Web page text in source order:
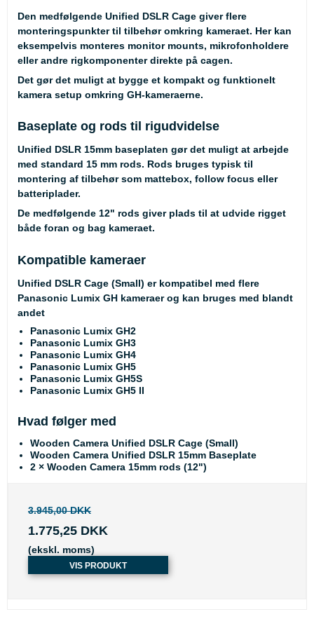
Den medfølgende Unified DSLR Cage giver flere
monteringspunkter til tilbehør omkring kameraet. Her kan
eksempelvis monteres monitor mounts, mikrofonholdere
eller andre rigkomponenter direkte på cagen.
Det gør det muligt at bygge et kompakt og funktionelt
kamera setup omkring GH-kameraerne.
Baseplate og rods til rigudvidelse
Unified DSLR 15mm baseplaten gør det muligt at arbejde
med standard 15 mm rods. Rods bruges typisk til
montering af tilbehør som mattebox, follow focus eller
batteriplader.
De medfølgende 12" rods giver plads til at udvide rigget
både foran og bag kameraet.
Kompatible kameraer
Unified DSLR Cage (Small) er kompatibel med flere
Panasonic Lumix GH kameraer og kan bruges med blandt
andet
Panasonic Lumix GH2
Panasonic Lumix GH3
Panasonic Lumix GH4
Panasonic Lumix GH5
Panasonic Lumix GH5S
Panasonic Lumix GH5 II
Hvad følger med
Wooden Camera Unified DSLR Cage (Small)
Wooden Camera Unified DSLR 15mm Baseplate
2 × Wooden Camera 15mm rods (12")
3.945,00 DKK
1.775,25 DKK
(ekskl. moms)
VIS PRODUKT